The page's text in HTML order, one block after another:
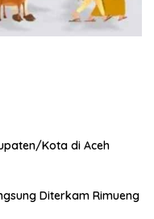
Kota di Aceh
Diterkam Rimueng